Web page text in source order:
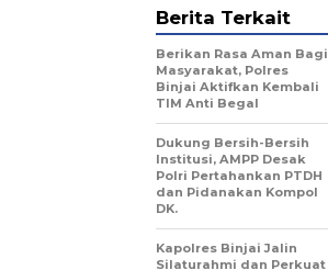
Berita Terkait
Berikan Rasa Aman Bagi
Masyarakat, Polres
Binjai Aktifkan Kembali
TIM Anti Begal
Dukung Bersih-Bersih
Institusi, AMPP Desak
Polri Pertahankan PTDH
dan Pidanakan Kompol
DK.
Kapolres Binjai Jalin
Silaturahmi dan Perkuat